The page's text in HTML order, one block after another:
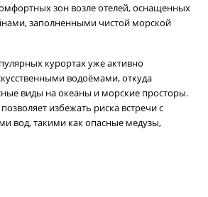
зон возле отелей, оснащенных
заполненными чистой морской
курортах уже активно
водоёмами, откуда
виды на океаны и морские просторы.
избежать риска встречи с
вод, такими как опасные медузы,